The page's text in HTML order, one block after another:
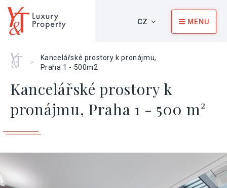
CZ MENU
Home
>
Kancelářské prostory k pronájmu,
Praha 1 - 500m2
Kancelářské prostory k
pronájmu, Praha 1 - 500 m²